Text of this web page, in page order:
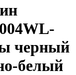
черный
белый